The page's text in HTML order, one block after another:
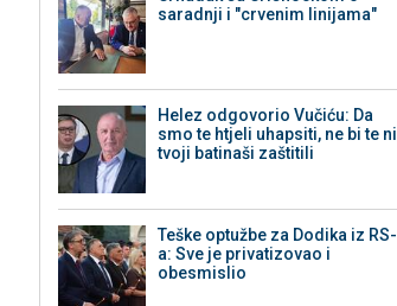
saradnji i "crvenim linijama"
Helez odgovorio Vučiću: Da
smo te htjeli uhapsiti, ne bi te ni
tvoji batinaši zaštitili
Teške optužbe za Dodika iz RS-
a: Sve je privatizovao i
obesmislio